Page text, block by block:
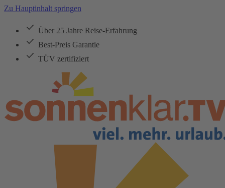
Zu Hauptinhalt springen
Über 25 Jahre Reise-Erfahrung
Best-Preis Garantie
TÜV zertifiziert